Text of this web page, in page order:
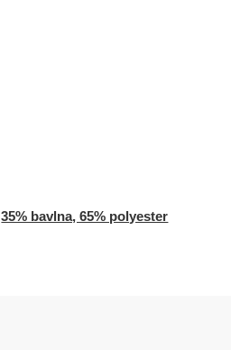
35% bavlna, 65% polyester